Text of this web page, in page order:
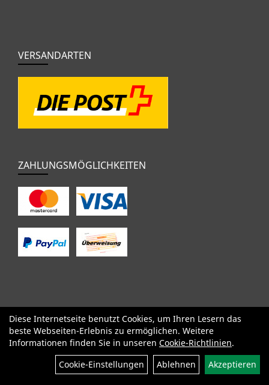
VERSANDARTEN
ZAHLUNGSMÖGLICHKEITEN
SALE Specialized Factor Cervélo BMC Orbea
Yeti
Pinarello
OPEN Kids / BMX Komponenten
Bekleidung
Zubehör
Sale
Diese Internetseite benutzt Cookies, um Ihren Lesern das
beste Webseiten-Erlebnis zu ermöglichen. Weitere
Informationen finden Sie in unseren Cookie-Richtlinien.
Cookie-Einstellungen
Ablehnen Akzeptieren